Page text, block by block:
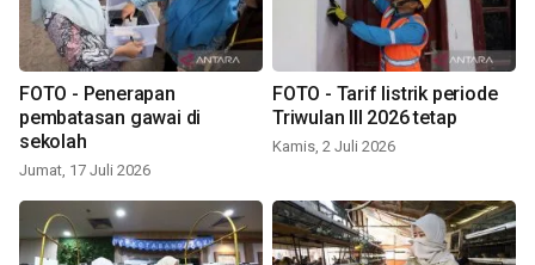
FOTO - Penerapan
pembatasan gawai di
sekolah
Jumat, 17 Juli 2026
FOTO - Tarif listrik periode
Triwulan III 2026 tetap
Kamis, 2 Juli 2026